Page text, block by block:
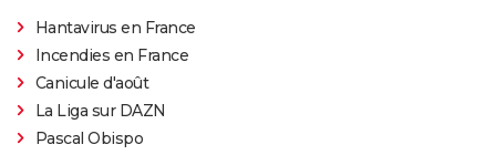
Hantavirus en France
Incendies en France
Canicule d'août
La Liga sur DAZN
Pascal Obispo